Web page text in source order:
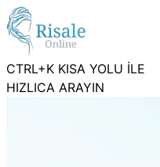
CTRL+K KISA YOLU İLE
HIZLICA ARAYIN